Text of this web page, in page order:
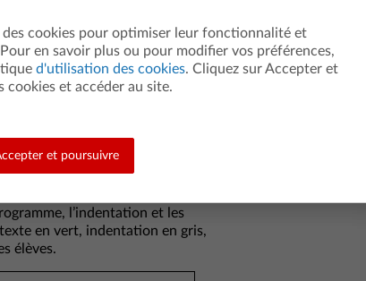
des résultats
l’indentation et les
en vert, indentation en gris,
élèves.
des cookies pour optimiser leur fonctionnalité et
en savoir plus ou pour modifier vos préférences,
d'utilisation des cookies. Cliquez sur Accepter et
cookies et accéder au site.
et poursuivre